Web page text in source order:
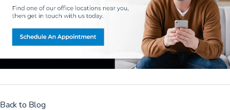
Back to Blog